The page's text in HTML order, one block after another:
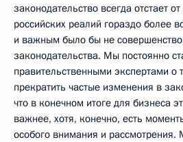
законодательство всегда отстает
российских реалий гораздо более
и важным было бы не
законодательства. Мы постоянно
правительственными экспертами о
прекратить частые изменения в
что в конечном итоге для бизнеса
важнее, хотя, конечно, есть
особого внимания и